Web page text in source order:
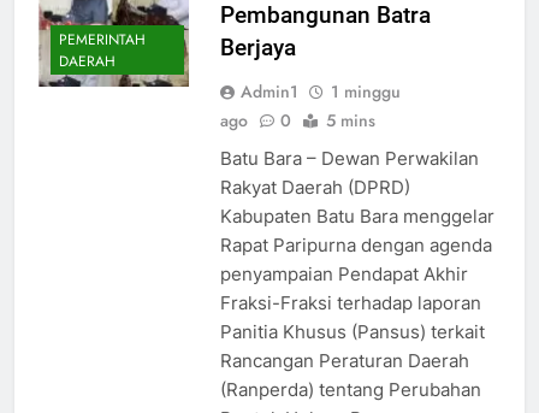
PEMERINTAH
DAERAH
Pembangunan Batra
Berjaya
Admin1
1 minggu
ago
0 5 mins
Batu Bara – Dewan Perwakilan
Rakyat Daerah (DPRD)
Kabupaten Batu Bara menggelar
Rapat Paripurna dengan agenda
penyampaian Pendapat Akhir
Fraksi-Fraksi terhadap laporan
Panitia Khusus (Pansus) terkait
Rancangan Peraturan Daerah
(Ranperda) tentang Perubahan